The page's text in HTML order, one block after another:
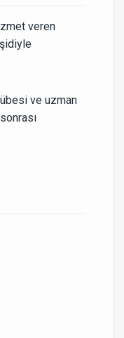
veren
ve uzman